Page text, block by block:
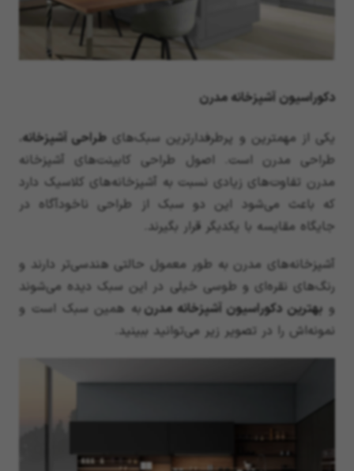
دکوراسیون آشپزخانه مدرن
یکی از مهمترین و پرطرفدارترین سبک‌های طراحی آشپزخانه
طراحی مدرن است. اصول طراحی کابینت‌های آشپزخانه
مدرن تفاوت‌های زیادی نسبت به آشپزخانه‌های کلاسیک دارد
که باعث می‌شود این دو سبک از طراحی ناخودآگاه در
جایگاه مقایسه با یکدیگر قرار بگیرند.
آشپزخانه‌های مدرن به طور معمول حالتی هندسی‌تر دارند و
رنگ‌های نقره‌ای و طوسی خیلی در این سبک دیده می‌شوند
و بهترین دکوراسیون آشپزخانه مدرن به همین سبک است و
نمونه‌اش را در تصویر زیر می‌توانید ببینید.